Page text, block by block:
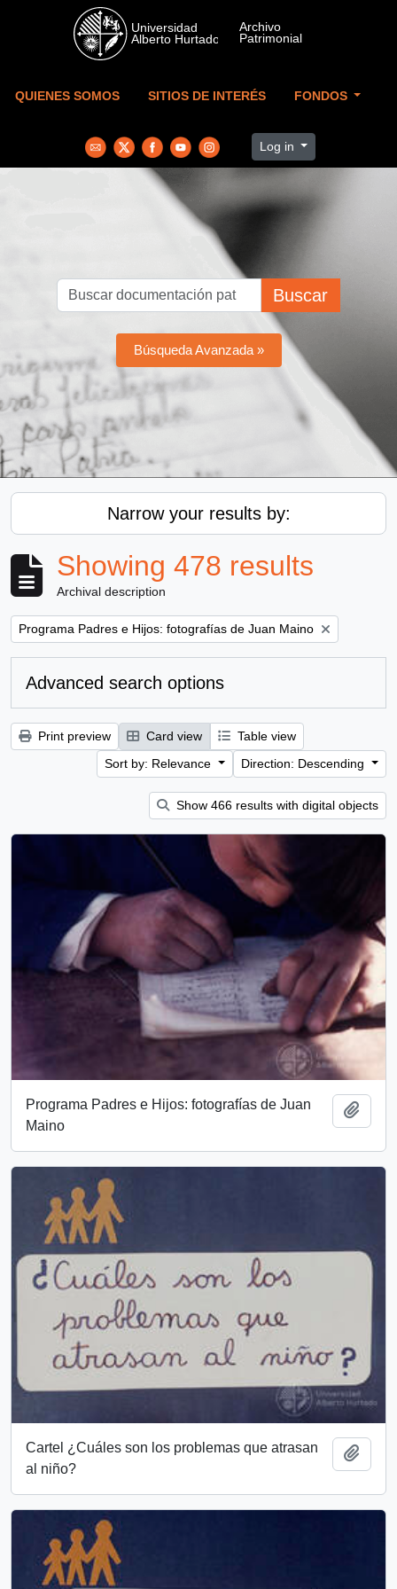
Skip to main content
QUIENES SOMOS SITIOS DE INTERÉS FONDOS
Log in
Buscar
Búsqueda Avanzada »
Narrow your results by:
Showing 478 results
Archival description
Remove filter:
Programa Padres e Hijos: fotografías de Juan Maino
Advanced search options
Print preview Card view
Table view
Sort by: Relevance
Direction: Descending
Show 466 results with digital objects
Programa Padres e Hijos: fotografías de Juan
Maino
Cartel ¿Cuáles son los problemas que atrasan
al niño?